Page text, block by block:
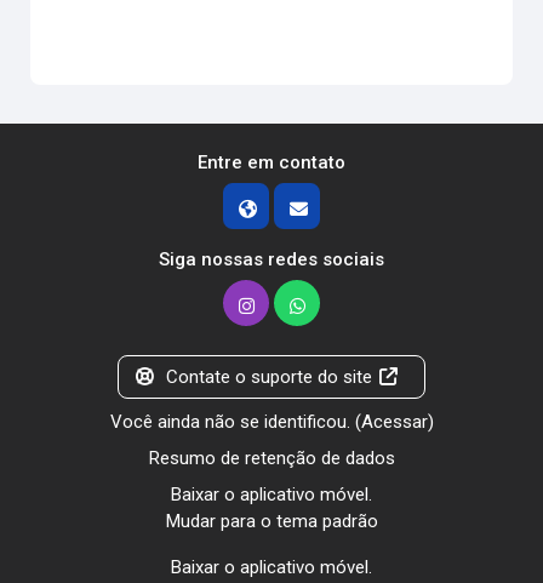
Entre em contato
Siga nossas redes sociais
Contate o suporte do site
Você ainda não se identificou. (Acessar)
Resumo de retenção de dados
Baixar o aplicativo móvel.
Mudar para o tema padrão
Baixar o aplicativo móvel.